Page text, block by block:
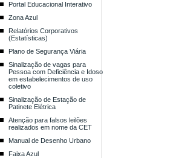
Portal Educacional Interativo
Zona Azul
Relatórios Corporativos
(Estatísticas)
Plano de Segurança Viária
Sinalização de vagas para
Pessoa com Deficiência e Idoso
em estabelecimentos de uso
coletivo
Sinalização de Estação de
Patinete Elétrica
Atenção para falsos leilões
realizados em nome da CET
Manual de Desenho Urbano
Faixa Azul